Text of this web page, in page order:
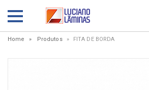
Home Produtos FITA DE BORDA